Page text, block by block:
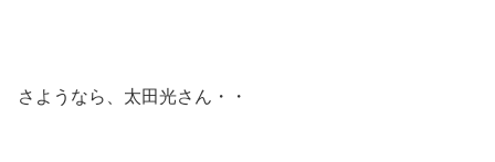
さようなら、太田光さん・・